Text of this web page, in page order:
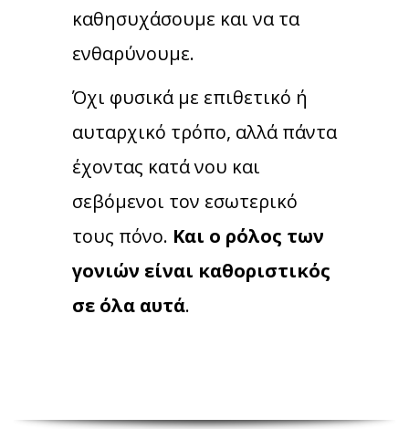
καθησυχάσουμε και να τα
ενθαρύνουμε.
Όχι φυσικά με επιθετικό ή
αυταρχικό τρόπο, αλλά πάντα
έχοντας κατά νου και
σεβόμενοι τον εσωτερικό
τους πόνο. Και ο ρόλος των
γονιών είναι καθοριστικός
σε όλα αυτά.